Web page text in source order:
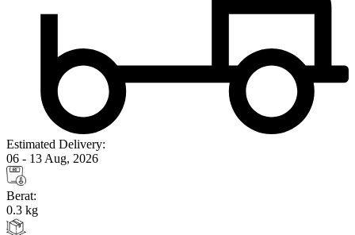
Estimated Delivery:
06 - 13 Aug, 2026
Berat:
0.3 kg